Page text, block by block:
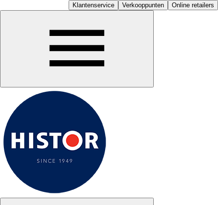
Klantenservice Verkooppunten Online retailers